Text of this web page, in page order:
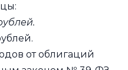
от облигаций